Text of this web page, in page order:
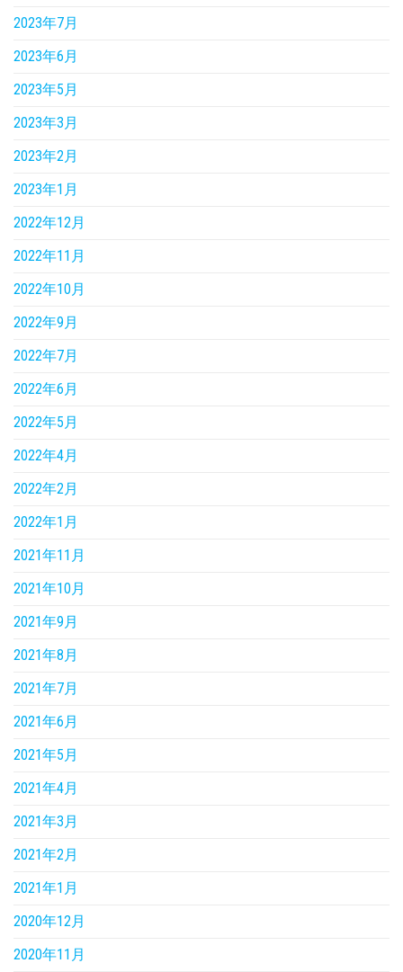
2023年7月
2023年6月
2023年5月
2023年3月
2023年2月
2023年1月
2022年12月
2022年11月
2022年10月
2022年9月
2022年7月
2022年6月
2022年5月
2022年4月
2022年2月
2022年1月
2021年11月
2021年10月
2021年9月
2021年8月
2021年7月
2021年6月
2021年5月
2021年4月
2021年3月
2021年2月
2021年1月
2020年12月
2020年11月